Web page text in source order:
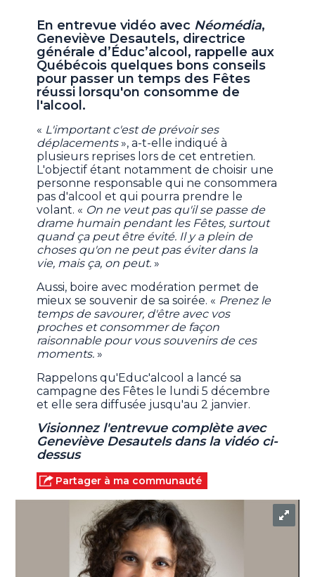
En entrevue vidéo avec Néomédia,
Geneviève Desautels, directrice
générale d’Éduc’alcool, rappelle aux
Québécois quelques bons conseils
pour passer un temps des Fêtes
réussi lorsqu'on consomme de
l'alcool.
« L'important c'est de prévoir ses
déplacements», a-t-elle indiqué à
plusieurs reprises lors de cet entretien.
L'objectif étant notamment de choisir une
personne responsable qui ne consommera
pas d'alcool et qui pourra prendre le
volant. « On ne veut pas qu'il se passe de
drame humain pendant les Fêtes, surtout
quand ça peut être évité. Il y a plein de
choses qu'on ne peut pas éviter dans la
vie, mais ça, on peut. »
Aussi, boire avec modération permet de
mieux se souvenir de sa soirée. « Prenez le
temps de savourer, d'être avec vos
proches et consommer de façon
raisonnable pour vous souvenirs de ces
moments. »
Rappelons qu'Educ'alcool a lancé sa
campagne des Fêtes le lundi 5 décembre
et elle sera diffusée jusqu'au 2 janvier.
Visionnez l'entrevue complète avec
Geneviève Desautels dans la vidéo ci-
dessus
Partager à ma communauté